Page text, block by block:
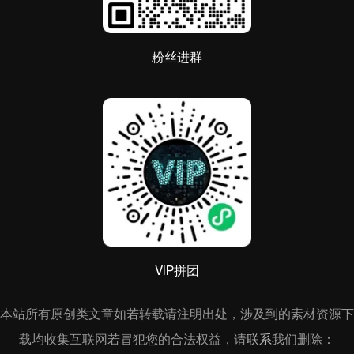
粉丝进群
VIP拼团
本站所有原创类文章如若转载请注明出处，涉及到的素材资源下
载均收集互联网若冒犯您的合法权益，请联系我们删除：